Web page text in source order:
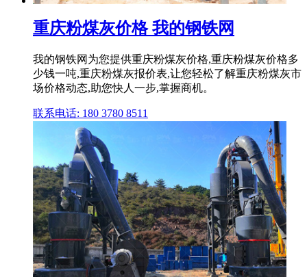
重庆粉煤灰价格 我的钢铁网
我的钢铁网为您提供重庆粉煤灰价格,重庆粉煤灰价格多
少钱一吨,重庆粉煤灰报价表,让您轻松了解重庆粉煤灰市
场价格动态,助您快人一步,掌握商机。
联系电话: 180 3780 8511